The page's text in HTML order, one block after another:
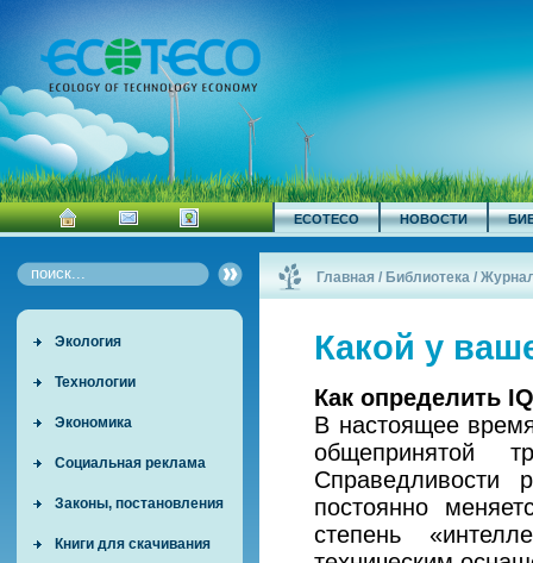
ECOTECO НОВОСТИ
Экология
Технологии
Экономика
Социальная реклама
Законы, постановления
Книги для скачивания
Главная / Библиотека /
Какой у
Как определить
В настоящее
общепринятой
постоянно
степень